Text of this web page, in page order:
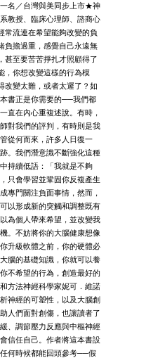
名／台灣與美同步上市★神
教授、臨床心理師、諮商心
常流連在希望能夠改變的負
負擔過重，感覺自己永遠無
甚至要苦苦掙扎才照顧得了
，你想改變這樣的行為模
改變太難，或者太遲了？如
書正是你需要的──我們都
直在內心重複述說。有時，
對我們的評判，有時則是我
從何而來，許多人日復一
。我們潛意識不斷強化這種
持續低語：「我就是不夠
只會學習並鞏固你反複產生
專門關注負面事情，然而，
以形成新的突觸和調整既有
為個人帶來希望，並改變我
。不妨將你的大腦健康想像
升級軟體之前，你的硬體必
腦的基礎知識，你就可以養
不希望的行為，創造最好的
方法神經科學家妮可．維諾
神經的可塑性，以及大腦創
人們面對創傷，也讓讀者了
、調節壓力反應與中樞神經
信任自己。作者將這本書設
何時候都能回頭參考──假